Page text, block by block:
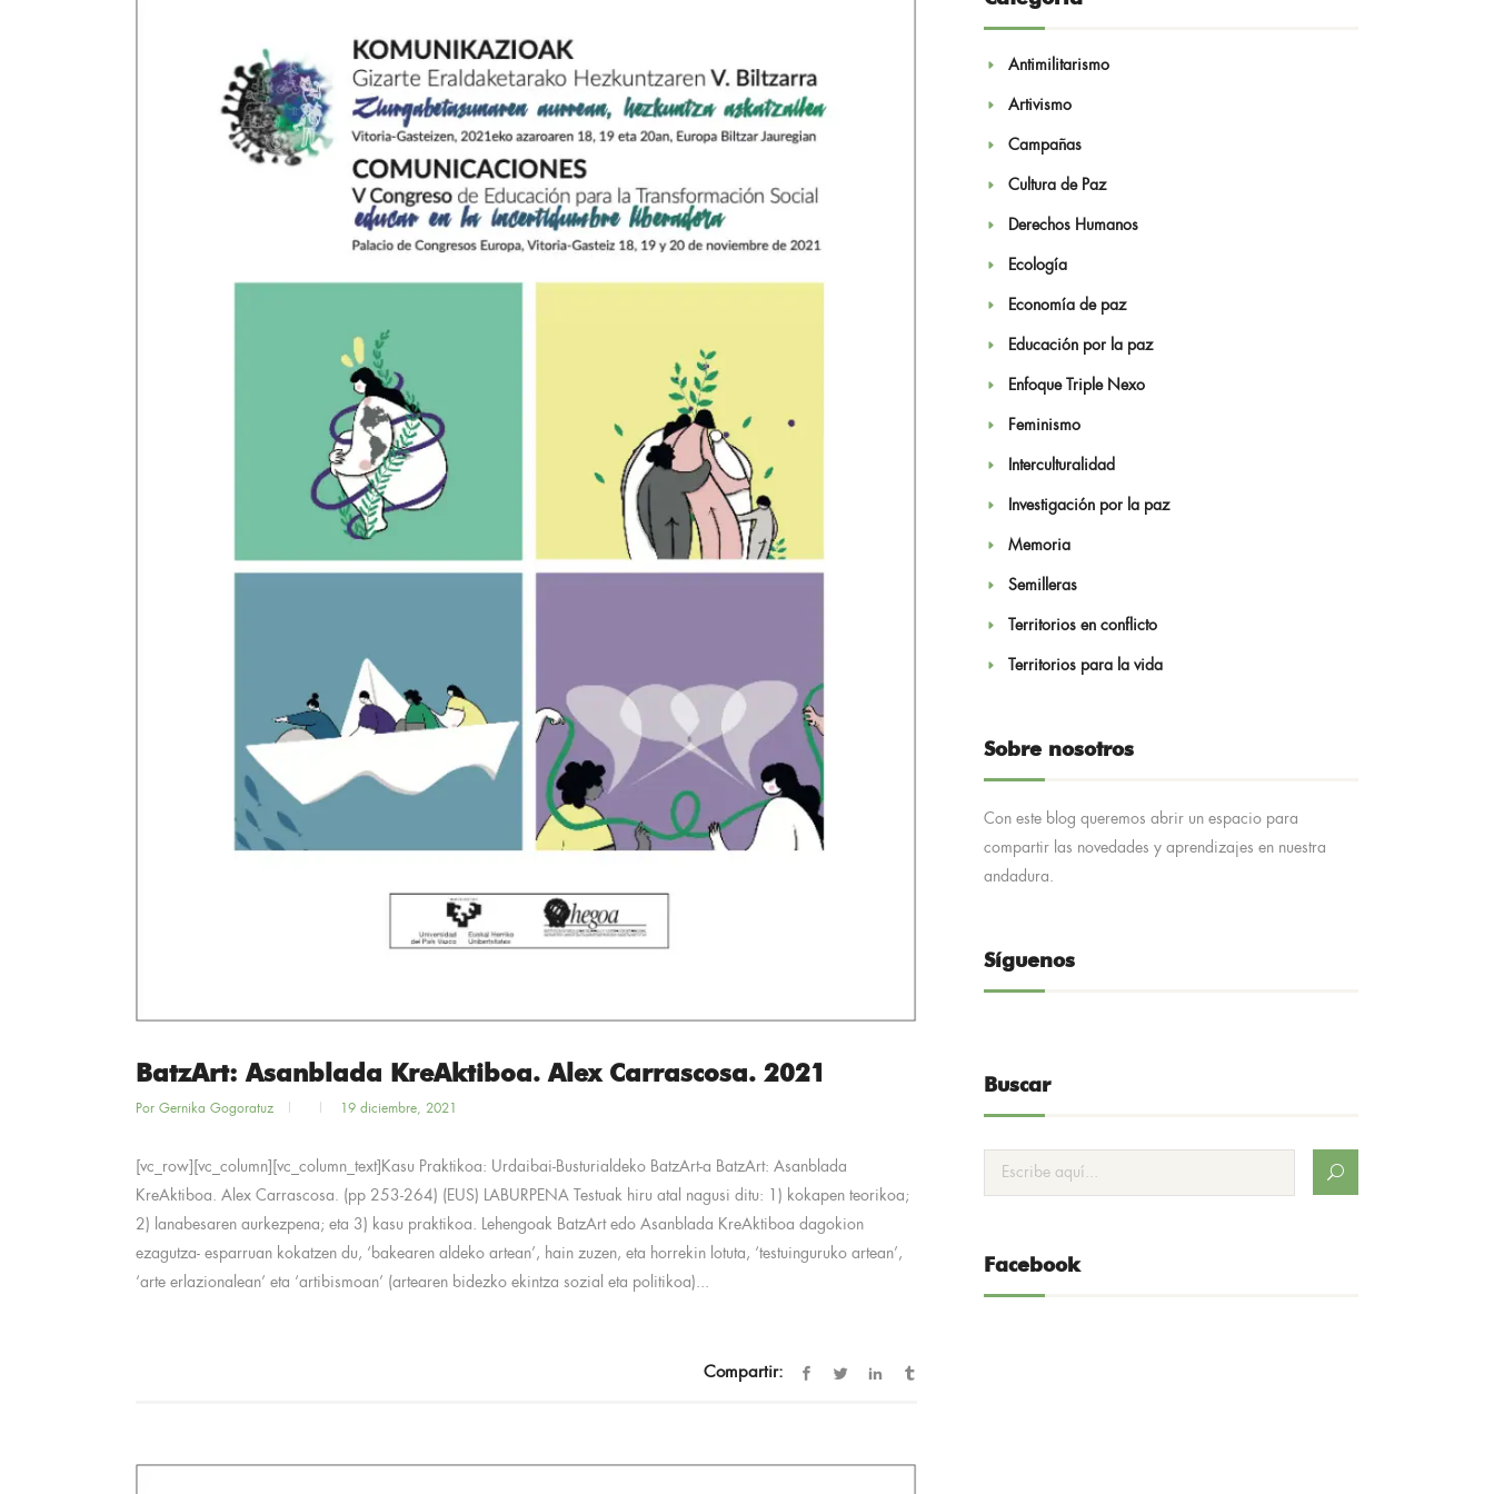
BatzArt: Asanblada KreAktiboa. Alex Carrascosa. 2021
Por Gernika Gogoratuz 19 diciembre, 2021
[vc_row][vc_column][vc_column_text]Kasu Praktikoa: Urdaibai-Busturialdeko BatzArt-a BatzArt: Asanblada
KreAktiboa. Alex Carrascosa. (pp 253-264) (EUS) LABURPENA Testuak hiru atal nagusi ditu: 1) kokapen teorikoa;
2) lanabesaren aurkezpena; eta 3) kasu praktikoa. Lehengoak BatzArt edo Asanblada KreAktiboa dagokion
ezagutza- esparruan kokatzen du, ‘bakearen aldeko artean’, hain zuzen, eta horrekin lotuta, ‘testuinguruko artean’,
‘arte erlazionalean’ eta ‘artibismoan’ (artearen bidezko ekintza sozial eta politikoa)...
Compartir:
Antimilitarismo
Artivismo
Campañas
Cultura de Paz
Derechos Humanos
Ecología
Economía de paz
Educación por la paz
Enfoque Triple Nexo
Feminismo
Interculturalidad
Investigación por la paz
Memoria
Semilleras
Territorios en conflicto
Territorios para la vida
Sobre nosotros
Con este blog queremos abrir un espacio para
compartir las novedades y aprendizajes en nuestra
andadura.
Síguenos
Buscar
Facebook